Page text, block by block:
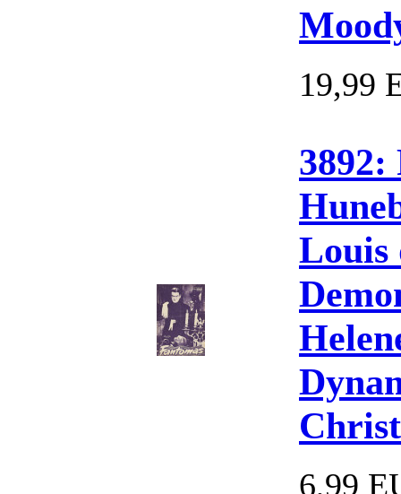
19,99
3892:
Louis
6,99